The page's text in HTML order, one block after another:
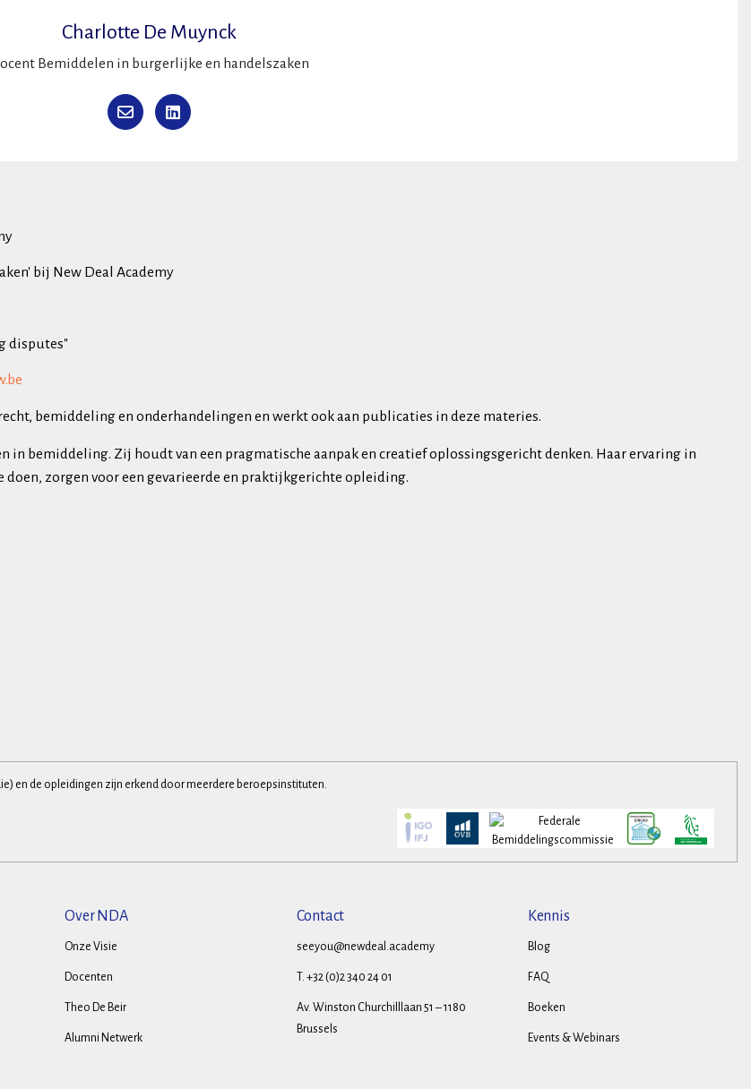
Charlotte De Muynck
Bemiddelen in burgerlijke en handelszaken
bij New Deal Academy
disputes"
bemiddeling en onderhandelingen en werkt ook aan publicaties in deze materies.
in bemiddeling. Zij houdt van een pragmatische aanpak en creatief oplossingsgericht denken. Haar ervaring in
zorgen voor een gevarieerde en praktijkgerichte opleiding.
en de opleidingen zijn erkend door meerdere beroepsinstituten.
Over NDA
Onze Visie
Docenten
Theo De Beir
Alumni Netwerk
Contact
seeyou@newdeal.academy
T. +32 (0)2 340 24 01
Av. Winston Churchilllaan 51 – 1180
Brussels
Kennis
Blog
FAQ
Boeken
Events & Webinars